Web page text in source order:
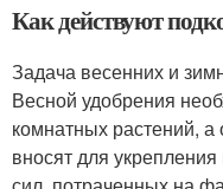
Как действуют
Задача весенних и
Весной удобрения
комнатных растений,
вносят для